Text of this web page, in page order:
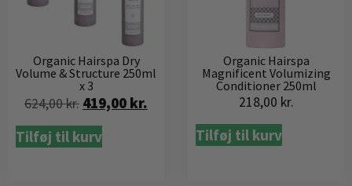
Organic Hairspa Dry
Volume & Structure 250ml
x 3
624,00kr. 419,00 kr.
Tilføj til kurv
Organic Hairspa
Magnificent Volumizing
Conditioner 250ml
218,00 kr.
Tilføj til kurv